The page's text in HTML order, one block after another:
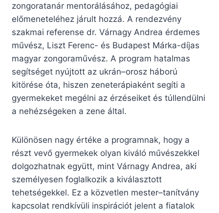
zongoratanár mentorálásához, pedagógiai
előmeneteléhez járult hozzá. A rendezvény
szakmai referense dr. Várnagy Andrea érdemes
művész, Liszt Ferenc- és Budapest Márka-díjas
magyar zongoraművész. A program hatalmas
segítséget nyújtott az ukrán–orosz háború
kitörése óta, hiszen zeneterápiaként segíti a
gyermekeket megélni az érzéseiket és túllendülni
a nehézségeken a zene által.
Különösen nagy értéke a programnak, hogy a
részt vevő gyermekek olyan kiváló művészekkel
dolgozhatnak együtt, mint Várnagy Andrea, aki
személyesen foglalkozik a kiválasztott
tehetségekkel. Ez a közvetlen mester–tanítvány
kapcsolat rendkívüli inspirációt jelent a fiatalok